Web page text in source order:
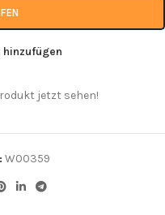
hinzufügen
jetzt sehen!
W00359